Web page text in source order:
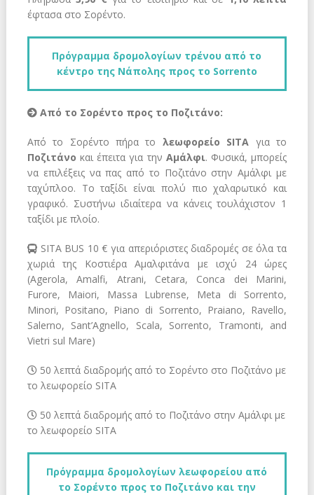
έφτασα στο Σορέντο.
Πρόγραμμα δρομολογίων τρένου από το
κέντρο της Νάπολης προς το Sorrento
Από το Σορέντο προς το Ποζιτάνο:
Από το Σορέντο πήρα το λεωφορείο SITA για το
Ποζιτάνο και έπειτα για την Αμάλφι. Φυσικά, μπορείς
να επιλέξεις να πας από το Ποζιτάνο στην Αμάλφι με
ταχύπλοο. Τοταξίδι είναι πολύ πιο χαλαρωτικό και
γραφικό. Συστήνω ιδιαίτερα να κάνεις τουλάχιστον 1
ταξίδι με πλοίο.
SITA BUS 10 € για απεριόριστες διαδρομές σε όλα τα
χωριά της Κοστιέρα Αμαλφιτάνα με ισχύ 24 ώρες
(Agerola, Amalfi, Atrani, Cetara, Conca dei Marini,
Furore, Maiori, Massa Lubrense, Meta di Sorrento,
Minori, Positano, Piano di Sorrento, Praiano, Ravello,
Salerno, Sant’Agnello, Scala, Sorrento, Tramonti, and
Vietri sul Mare)
50 λεπτά διαδρομής από το Σορέντο στο Ποζιτάνο με
το λεωφορείο SITA
50 λεπτά διαδρομής από το Ποζιτάνο στην Αμάλφι με
το λεωφορείο SITA
Πρόγραμμα δρομολογίων λεωφορείου από
το Σορέντο προς το Ποζιτάνο και την